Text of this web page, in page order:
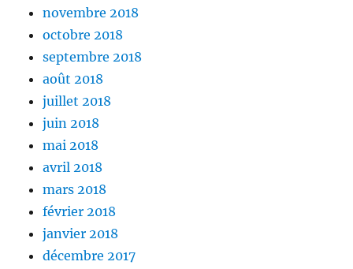
novembre 2018
octobre 2018
septembre 2018
août 2018
juillet 2018
juin 2018
mai 2018
avril 2018
mars 2018
février 2018
janvier 2018
décembre 2017